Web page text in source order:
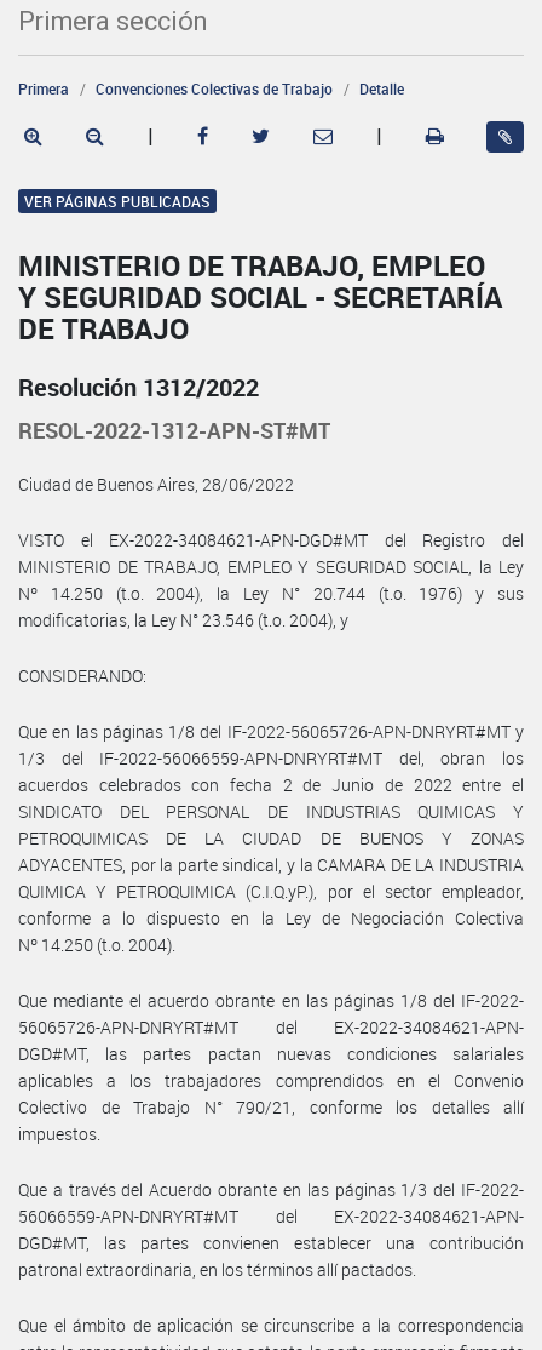
Primera sección
Primera Convenciones Colectivas de Trabajo Detalle
| |
VER PÁGINAS PUBLICADAS
MINISTERIO DE TRABAJO, EMPLEO
Y SEGURIDAD SOCIAL - SECRETARÍA
DE TRABAJO
Resolución 1312/2022
RESOL-2022-1312-APN-ST#MT
Ciudad de Buenos Aires, 28/06/2022
VISTO el EX-2022-34084621-APN-DGD#MT del Registro del
MINISTERIO DE TRABAJO, EMPLEO Y SEGURIDAD SOCIAL, la Ley
Nº 14.250 (t.o. 2004), la Ley N° 20.744 (t.o. 1976) y sus
modificatorias, la Ley N° 23.546 (t.o. 2004), y
CONSIDERANDO:
Que en las páginas 1/8 del IF-2022-56065726-APN-DNRYRT#MT y
1/3 del IF-2022-56066559-APN-DNRYRT#MT del, obran los
acuerdos celebrados con fecha 2 de Junio de 2022 entre el
SINDICATO DEL PERSONAL DE INDUSTRIAS QUIMICAS Y
PETROQUIMICAS DE LA CIUDAD DE BUENOS Y ZONAS
ADYACENTES, por la parte sindical, y la CAMARA DE LA INDUSTRIA
QUIMICA Y PETROQUIMICA (C.I.Q.yP.), por el sector empleador,
conforme a lo dispuesto en la Ley de Negociación Colectiva
Nº 14.250 (t.o. 2004).
Que mediante el acuerdo obrante en las páginas 1/8 del IF-2022-
56065726-APN-DNRYRT#MT del EX-2022-34084621-APN-
DGD#MT, las partes pactan nuevas condiciones salariales
aplicables a los trabajadores comprendidos en el Convenio
Colectivo de Trabajo N° 790/21, conforme los detalles allí
impuestos.
Que a través del Acuerdo obrante en las páginas 1/3 del IF-2022-
56066559-APN-DNRYRT#MT del EX-2022-34084621-APN-
DGD#MT, las partes convienen establecer una contribución
patronal extraordinaria, en los términos allí pactados.
Que el ámbito de aplicación se circunscribe a la correspondencia